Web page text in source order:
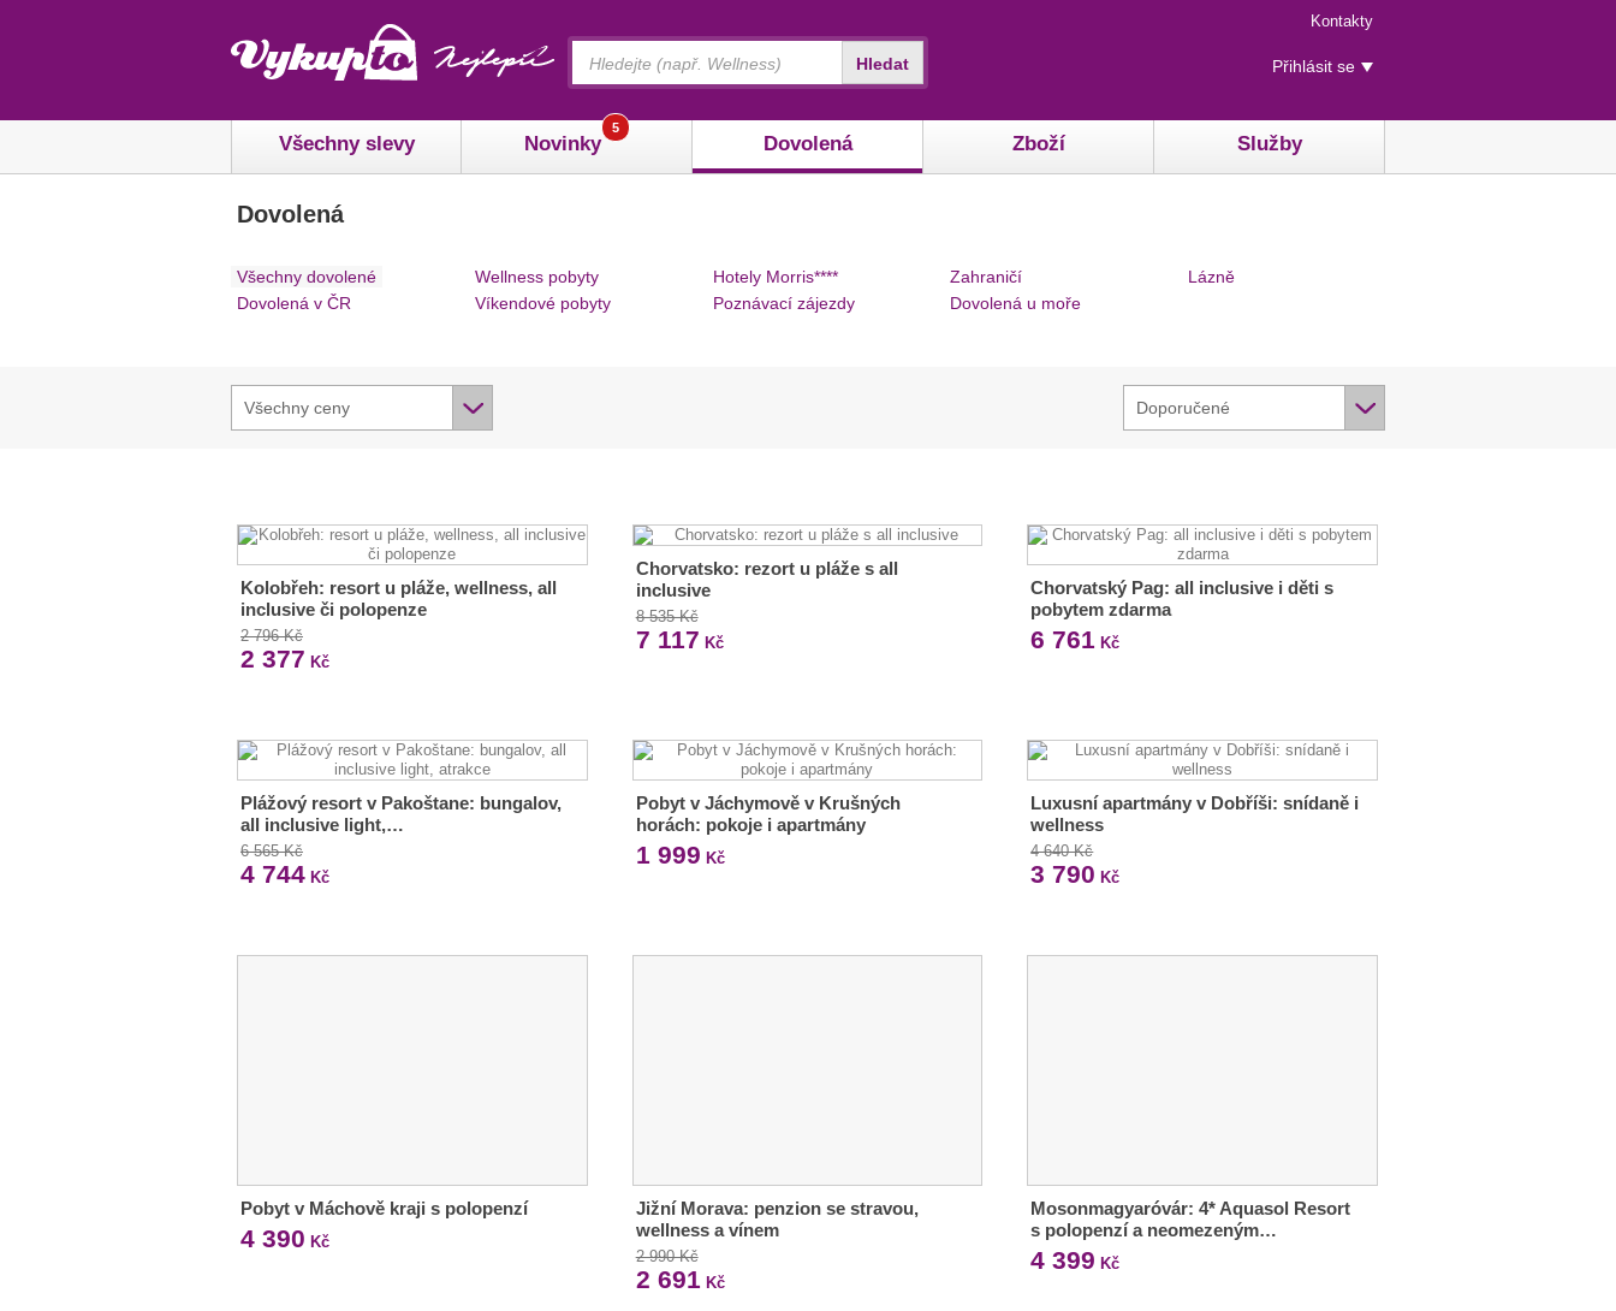
Menu
rychlého
přístupu
Kontakty
Uživatelské
menu
Přihlásit se
Všechny slevy Novinky
5
Dovolená Zboží Služby
Hledat
Dovolená
Všechny dovolené
Dovolená v ČR
Wellness pobyty
Víkendové pobyty
Hotely Morris****
Poznávací zájezdy
Zahraničí
Dovolená u moře
Lázně
Všechny ceny Doporučené
Kolobřeh: resort u pláže, wellness, all
inclusive či polopenze
2 796 Kč
2 377 Kč
Chorvatsko: rezort u pláže s all
inclusive
8 535 Kč
7 117 Kč
Chorvatský Pag: all inclusive i děti s
pobytem zdarma
6 761 Kč
Plážový resort v Pakoštane: bungalov,
all inclusive light,…
6 565 Kč
4 744 Kč
Pobyt v Jáchymově v Krušných
horách: pokoje i apartmány
1 999 Kč
Luxusní apartmány v Dobříši: snídaně i
wellness
4 640 Kč
3 790 Kč
Pobyt v Máchově kraji s polopenzí
4 390 Kč
Jižní Morava: penzion se stravou,
wellness a vínem
2 990 Kč
2 691 Kč
Mosonmagyaróvár: 4* Aquasol Resort
s polopenzí a neomezeným…
4 399 Kč